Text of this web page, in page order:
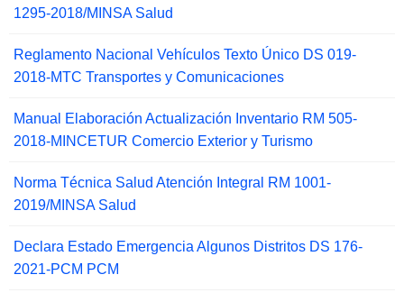
1295-2018/MINSA Salud
Reglamento Nacional Vehículos Texto Único DS 019-
2018-MTC Transportes y Comunicaciones
Manual Elaboración Actualización Inventario RM 505-
2018-MINCETUR Comercio Exterior y Turismo
Norma Técnica Salud Atención Integral RM 1001-
2019/MINSA Salud
Declara Estado Emergencia Algunos Distritos DS 176-
2021-PCM PCM